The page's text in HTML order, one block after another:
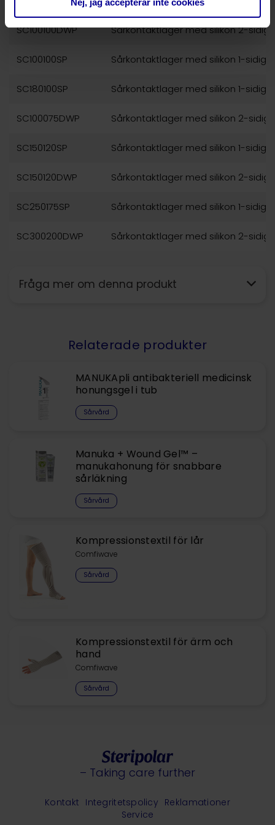
SC100100DWP Sårkontaktlager med silikon 2-sidig
SC100100SP Sårkontaktlager med silikon 1-sidig
SC180100SP Sårkontaktlager med silikon 1-sidig
SC100075DWP Sårkontaktlager med silikon 2-sidig
SC150120SP Sårkontaktlager med silikon 1-sidig
SC150120DWP Sårkontaktlager med silikon 2-sidig
SC250175SP Sårkontaktlager med silikon 1-sidig
SC300200DWP Sårkontaktlager med silikon 2-sidig
Fråga mer om denna produkt
Relaterade produkter
MANUKApli antibakteriell medicinsk
honungsgel i tub
Sårvård
Manuka + Wound Gel™ –
manukahonung för snabbare
sårläkning
Sårvård
Kompressionstextil för lår
Comfiwave
Sårvård
Kompressionstextil för ärm och
hand
Comfiwave
Sårvård
– Taking care further
Kontakt Integritetspolicy Reklamationer
Service